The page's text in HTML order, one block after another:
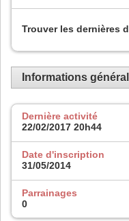
Trouver les dernières
Informations
Dernière activité
22/02/2017 20h44
Date d'inscription
31/05/2014
Parrainages
0